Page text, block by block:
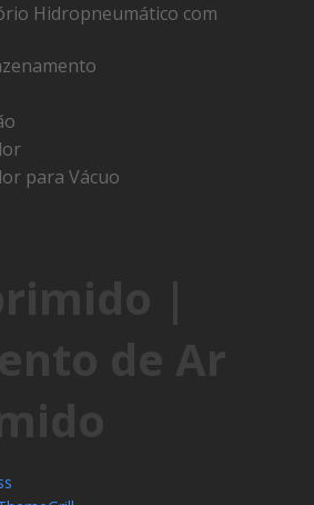
Hidropneumático com
para Vácuo
|
de Ar